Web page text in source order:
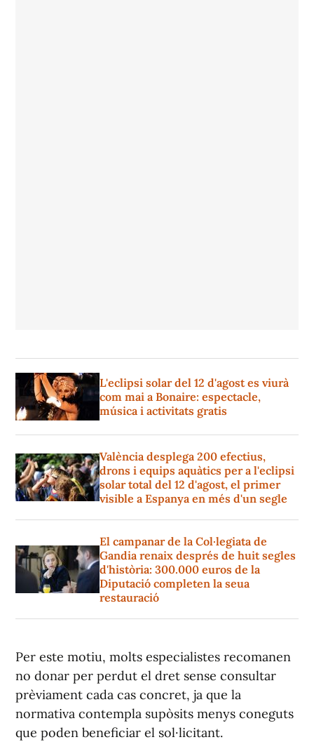
L'eclipsi solar del 12 d'agost es viurà
com mai a Bonaire: espectacle,
música i activitats gratis
València desplega 200 efectius,
drons i equips aquàtics per a l'eclipsi
solar total del 12 d'agost, el primer
visible a Espanya en més d'un segle
El campanar de la Col·legiata de
Gandia renaix després de huit segles
d'història: 300.000 euros de la
Diputació completen la seua
restauració
Per este motiu, molts especialistes recomanen
no donar per perdut el dret sense consultar
prèviament cada cas concret, ja que la
normativa contempla supòsits menys coneguts
que poden beneficiar el sol·licitant.